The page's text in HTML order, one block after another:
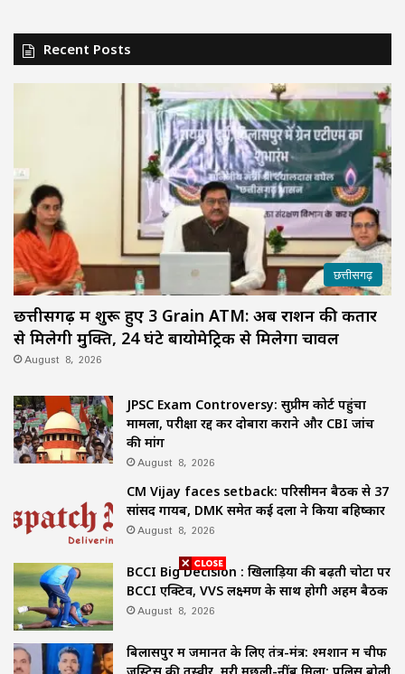
Recent Posts
छत्तीसगढ़
छत्तीसगढ़ में शुरू हुए 3 Grain ATM: अब राशन की कतार
से मिलेगी मुक्ति, 24 घंटे बायोमेट्रिक से मिलेगा चावल
August 8, 2026
JPSC Exam Controversy: सुप्रीम कोर्ट पहुंचा
मामला, परीक्षा रद्द कर दोबारा कराने और CBI जांच
की मांग
August 8, 2026
CM Vijay faces setback: परिसीमन बैठक से 37
सांसद गायब, DMK समेत कई दलों ने किया बहिष्कार
August 8, 2026
BCCI Big Decision : खिलाड़ियों की बढ़ती चोटों पर
BCCI एक्टिव, VVS लक्ष्मण के साथ होगी अहम बैठक
August 8, 2026
बिलासपुर में जमानत के लिए तंत्र-मंत्र: श्मशान में चीफ